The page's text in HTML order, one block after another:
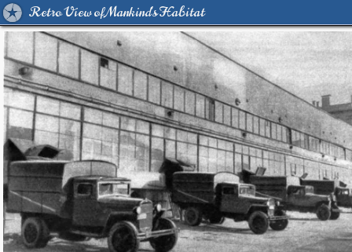
Retro View of Mankind's Habitat